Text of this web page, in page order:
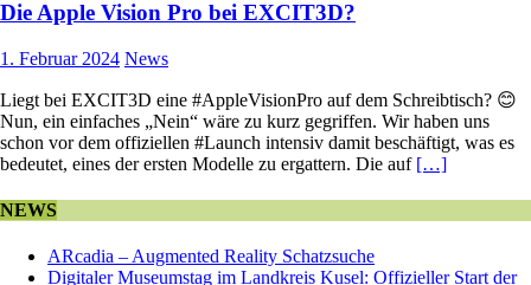
Die Apple Vision Pro bei EXCIT3D?
1. Februar 2024 News
Liegt bei EXCIT3D eine #AppleVisionPro auf dem Schreibtisch? 😊
Nun, ein einfaches „Nein“ wäre zu kurz gegriffen. Wir haben uns
schon vor dem offiziellen #Launch intensiv damit beschäftigt, was es
bedeutet, eines der ersten Modelle zu ergattern. Die auf […]
NEWS
ARcadia – Augmented Reality Schatzsuche
Digitaler Museumstag im Landkreis Kusel: Offizieller Start der